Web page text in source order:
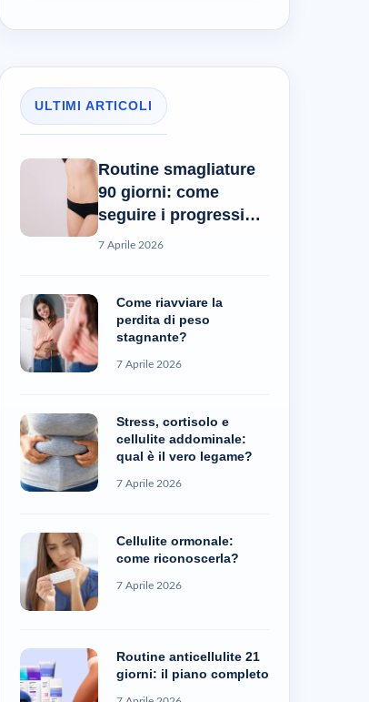
ULTIMI ARTICOLI
Routine smagliature
90 giorni: come
seguire i progressi
reali?
7 Aprile 2026
Come riavviare la
perdita di peso
stagnante?
7 Aprile 2026
Stress, cortisolo e
cellulite addominale:
qual è il vero legame?
7 Aprile 2026
Cellulite ormonale:
come riconoscerla?
7 Aprile 2026
Routine anticellulite 21
giorni: il piano completo